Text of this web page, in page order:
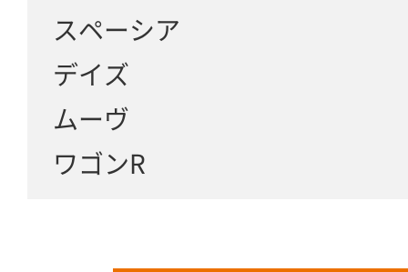
スペーシア
デイズ
ムーヴ
ワゴンR